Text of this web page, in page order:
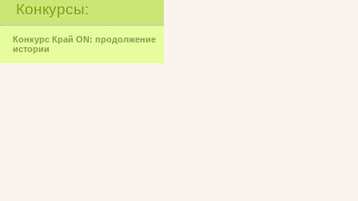
Конкурсы:
Конкурс Край ON: продолжение
истории